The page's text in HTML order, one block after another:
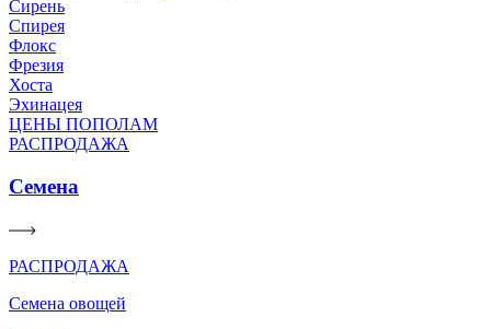
Сирень
Спирея
Флокс
Фрезия
Хоста
Эхинацея
ЦЕНЫ ПОПОЛАМ
РАСПРОДАЖА
Семена
РАСПРОДАЖА
Семена овощей